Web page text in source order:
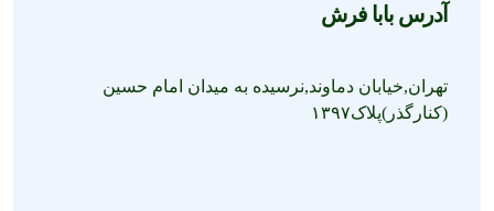
آدرس بابا فرش
تهران,خیابان دماوند,نرسیده به میدان امام حسین
(کنارگذر)پلاک۱۳۹۷